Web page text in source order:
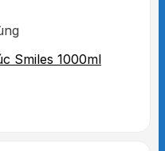
Smiles 1000ml